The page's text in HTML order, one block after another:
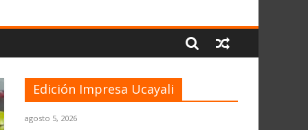
Edición Impresa Ucayali
agosto 5, 2026